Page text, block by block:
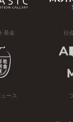
基金 社
ース